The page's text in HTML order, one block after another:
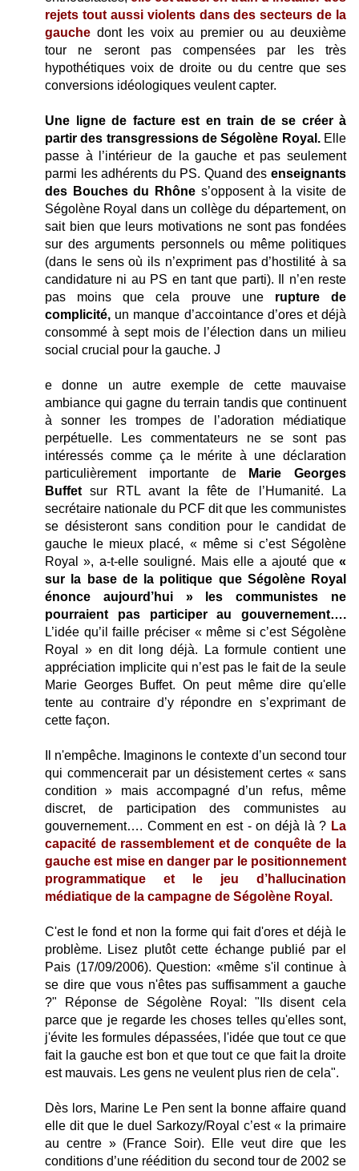
rejets tout aussi violents dans des secteurs de la
gauche dont les voix au premier ou au deuxième
tour ne seront pas compensées par les très
hypothétiques voix de droite ou du centre que ses
conversions idéologiques veulent capter.
Une ligne de facture est en train de se créer à
partir des transgressions de Ségolène Royal.Elle
passe à l’intérieur de la gauche et pas seulement
parmi les adhérents du PS. Quand des enseignants
des Bouches du Rhônes’opposent à la visite de
Ségolène Royal dans un collège du département, on
sait bien que leurs motivations ne sont pas fondées
sur des arguments personnels ou même politiques
(dans le sens où ils n’expriment pas d’hostilité à sa
candidature ni au PS en tant que parti). Il n’en reste
pas moins que cela prouve une rupture de
complicité, un manque d’accointance d’ores et déjà
consommé à sept mois de l’élection dans un milieu
social crucial pour la gauche. J
e donne un autre exemple de cette mauvaise
ambiance qui gagne du terrain tandis que continuent
à sonner les trompes de l’adoration médiatique
perpétuelle. Les commentateurs ne se sont pas
intéressés comme ça le mérite à une déclaration
particulièrement importante de
Marie Georges
Buffet sur RTL avant la fête de l’Humanité. La
secrétaire nationale du PCF dit que les communistes
se désisteront sans condition pour le candidat de
gauche le mieux placé, « même si c’est Ségolène
Royal », a-t-elle souligné. Mais elle a ajouté que «
sur la base de la politique que Ségolène Royal
énonce aujourd’hui » les communistes ne
pourraient pas participer au gouvernement….
L’idée qu’il faille préciser « même si c’est Ségolène
Royal » en dit long déjà. La formule contient une
appréciation implicite qui n’est pas le fait de la seule
Marie Georges Buffet. On peut même dire qu'elle
tente au contraire d’y répondre en s’exprimant de
cette façon.
Il n'empêche. Imaginons le contexte d’un second tour
qui commencerait par un désistement certes « sans
condition » mais accompagné d’un refus, même
discret, de participation des communistes au
gouvernement…. Comment en est - on déjà là ? La
capacité de rassemblement et de conquête de la
gauche est mise en danger par le positionnement
programmatique et le jeu d’hallucination
médiatique de la campagne de Ségolène Royal.
C'est le fond et non la forme qui fait d'ores et déjà le
problème. Lisez plutôt cette échange publié par el
Pais (17/09/2006). Question: «même s'il continue à
se dire que vous n'êtes pas suffisamment a gauche
?" Réponse de Ségolène Royal: "Ils disent cela
parce que je regarde les choses telles qu'elles sont,
j'évite les formules dépassées, l'idée que tout ce que
fait la gauche est bon et que tout ce que fait la droite
est mauvais. Les gens ne veulent plus rien de cela".
Dès lors, Marine Le Pen sent la bonne affaire quand
elle dit que le duel Sarkozy/Royal c’est « la primaire
au centre » (France Soir). Elle veut dire que les
conditions d’une réédition du second tour de 2002 se